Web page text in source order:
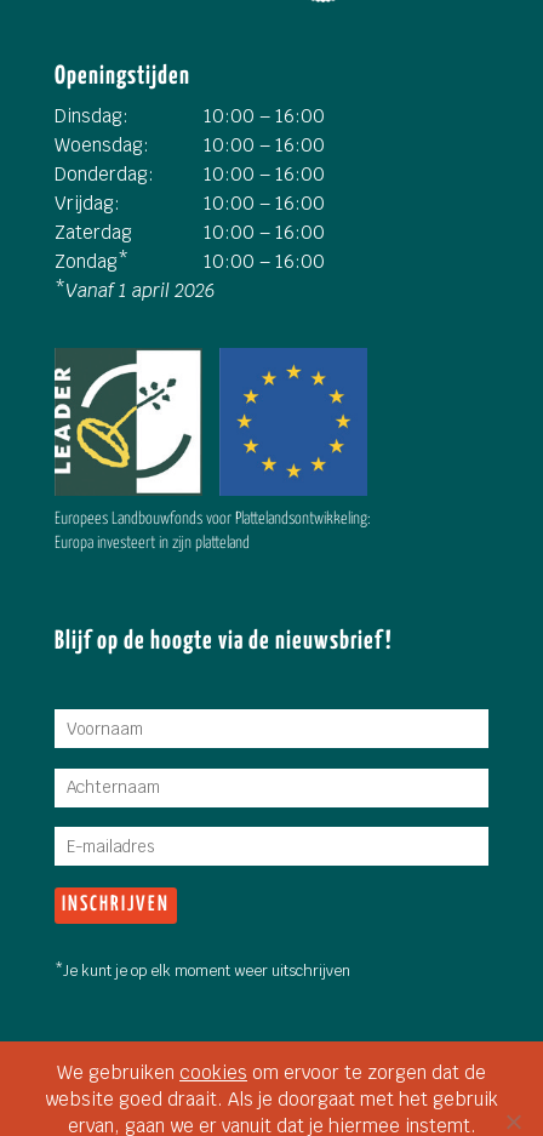
Openingstijden
Dinsdag:
10:00 – 16:00
Woensdag:
10:00 – 16:00
Donderdag:
10:00 – 16:00
Vrijdag:
10:00 – 16:00
Zaterdag
10:00 – 16:00
Zondag*
10:00 – 16:00
*Vanaf 1 april 2026
Europees Landbouwfonds voor Plattelandsontwikkeling:
Europa investeert in zijn platteland
Blijf op de hoogte via de nieuwsbrief!
*Je kunt je op elk moment weer uitschrijven
den Brink &
Martine Siemens
• Video intro: Aaron Willems,
www.eyerise.nl • Webdesign:Studio149, Arnhem
We gebruiken cookies om ervoor te zorgen dat de
website goed draait. Als je doorgaat met het gebruik
ervan, gaan we er vanuit dat je hiermee instemt.